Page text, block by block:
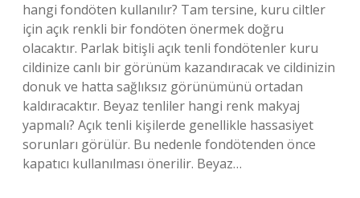
hangi fondöten kullanılır? Tam tersine, kuru ciltler
için açık renkli bir fondöten önermek doğru
olacaktır. Parlak bitişli açık tenli fondötenler kuru
cildinize canlı bir görünüm kazandıracak ve cildinizin
donuk ve hatta sağlıksız görünümünü ortadan
kaldıracaktır. Beyaz tenliler hangi renk makyaj
yapmalı? Açık tenli kişilerde genellikle hassasiyet
sorunları görülür. Bu nedenle fondötenden önce
kapatıcı kullanılması önerilir. Beyaz…